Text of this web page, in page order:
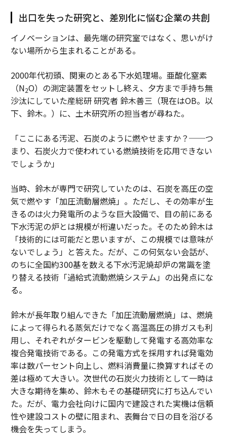
出口を失った研究と、差別化に悩む企業の共創
イノベーションは、最先端の研究室ではなく、思いがけ
ない場所から生まれることがある。
2000年代初頭、関東のとある下水処理場。亜酸化窒素
（N2O）の測定装置をセットし終え、夕方まで手持ち無
沙汰にしていた産総研 研究者 鈴木善三（現在はOB。以
下、鈴木。）に、土木研究所の担当者が尋ねた。
「ここにある汚泥、石炭のように燃やせますか？──つ
まり、石炭火力で使われている燃焼技術を応用できない
でしょうか」
当時、鈴木が専門で研究していたのは、石炭を高圧の空
気で燃やす「加圧流動層燃焼」。ただし、その効率が生
きるのは火力発電所のような巨大設備で、目の前にある
下水汚泥の炉とは規模が桁違いだった。そのため鈴木は
「技術的には可能だと思いますが、この規模では意味が
ないでしょう」と答えた。だが、この何気ない会話が、
のちに全国約300基を数える下水汚泥焼却炉の常識を塗
り替える技術「過給式流動燃焼システム」の出発点にな
る。
鈴木が長年取り組んできた「加圧流動層燃焼」は、燃焼
によって得られる蒸気だけでなく高温高圧の排ガスも利
用し、それぞれがタービンを駆動して発電する高効率な
複合発電技術である。この発電方式を採用すれば発電効
率は数パーセント向上し、燃料消費量に換算すればその
差は極めて大きい。次世代の石炭火力技術として一時は
大きな期待を集め、鈴木もその基礎研究に打ち込んでい
た。だが、電力会社向けに国内で建設された実機は信頼
性や建設コストの壁に阻まれ、表舞台で日の目を浴びる
機会を失ってしまう。